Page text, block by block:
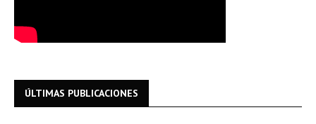
ÚLTIMAS PUBLICACIONES